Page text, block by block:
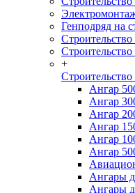
Генподряд на
Строительство
+
Ангар
Ангар
Ангар
Ангар
Ангар
Ангар
Ангары
Ангары